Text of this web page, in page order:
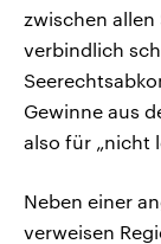
zwischen
verbindlich
Gewinne aus
also für „nicht
Neben einer
verweisen